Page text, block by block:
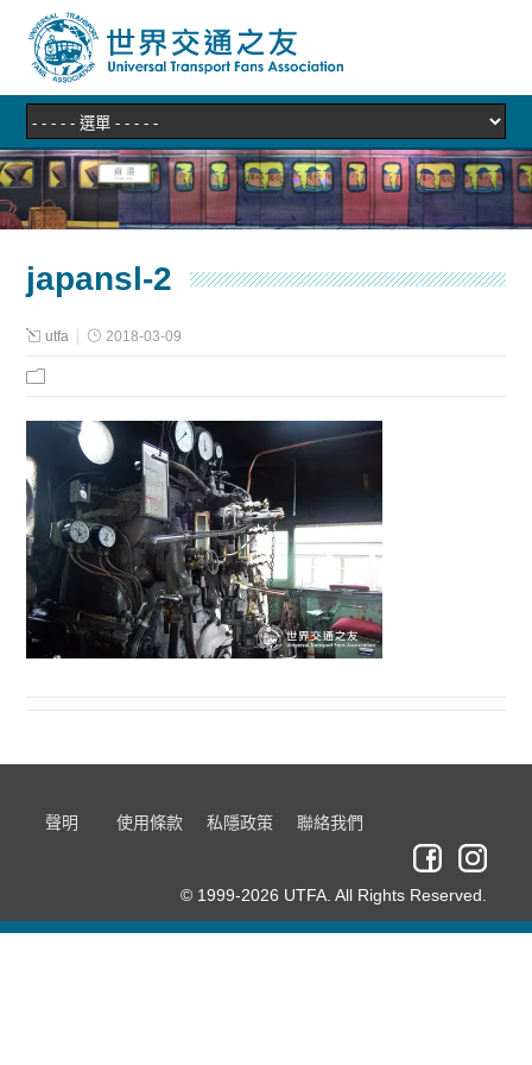
japansl-2
utfa 2018-03-09
聲明 使用條款 私隱政策 聯絡我們
© 1999-2026 UTFA. All Rights Reserved.